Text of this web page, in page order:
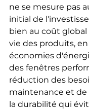
ne se mesure pas
initial de
bien au coût global
vie des produits,
économies
des fenêtres
réduction des
maintenance et de
la durabilité qui